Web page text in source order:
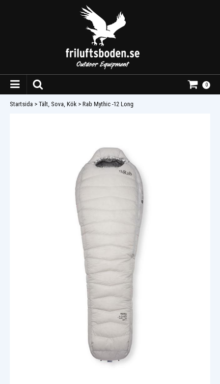
0
Startsida > Tält, Sova, Kök > Rab Mythic -12 Long